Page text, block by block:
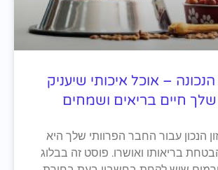
– אוכל איכותי שיעניק
חיים בריאים ושמחים
הנכון עבור החבר הפרוותי שלך היא
בריאותו ואושרו. פוסט זה בבלוג